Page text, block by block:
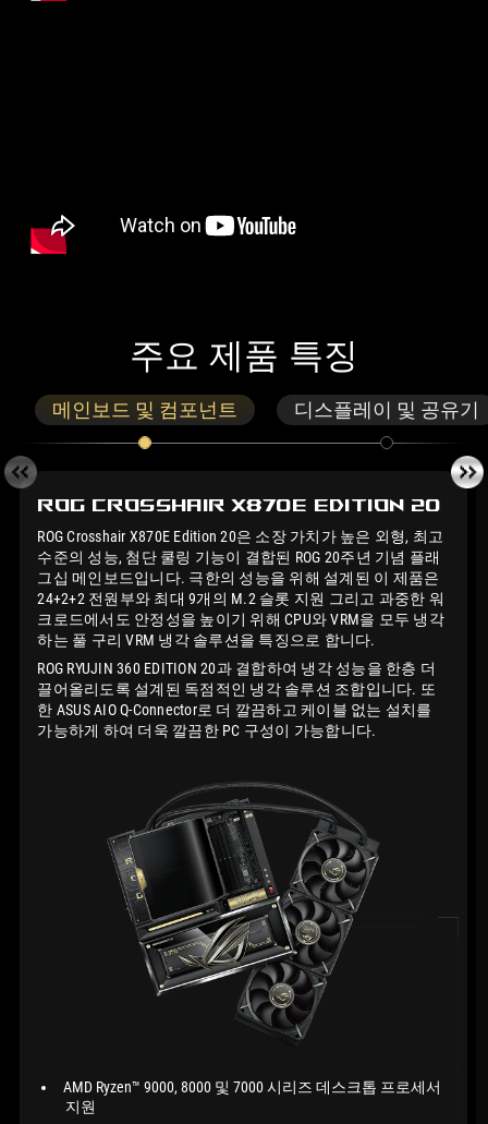
주요 제품 특징
메인보드 및 컴포넌트 디스플레이 및 공유기
ROG Crosshair X870E Edition 20
ROG Crosshair X870E Edition 20은 소장 가치가 높은 외형, 최고
수준의 성능, 첨단 쿨링 기능이 결합된 ROG 20주년 기념 플래
그십 메인보드입니다. 극한의 성능을 위해 설계된 이 제품은
24+2+2 전원부와 최대 9개의 M.2 슬롯 지원 그리고 과중한 워
크로드에서도 안정성을 높이기 위해 CPU와 VRM을 모두 냉각
하는 풀 구리 VRM 냉각 솔루션을 특징으로 합니다.
ROG RYUJIN 360 EDITION 20과 결합하여 냉각 성능을 한층 더
끌어올리도록 설계된 독점적인 냉각 솔루션 조합입니다. 또
한 ASUS AIO Q-Connector로 더 깔끔하고 케이블 없는 설치를
가능하게 하여 더욱 깔끔한 PC 구성이 가능합니다.
AMD Ryzen™ 9000, 8000 및 7000 시리즈 데스크톱 프로세서
지원